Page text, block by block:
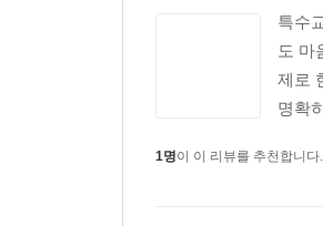
아가 지적장애인의 고유
만약 우리가 비인간 동물
있다고 인정한다면, 장애
자리할 여지가 있을까?
예속된 지식 너머의 얼굴을
칼슨이 철학과 지적장애
‘결여된 존재’, ‘비시민
특수
도 마
제로
명확
1명이 이 리뷰를 추천합니다.